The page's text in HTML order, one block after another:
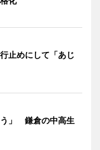
止めにして「あじ
う」 鎌倉の中高生